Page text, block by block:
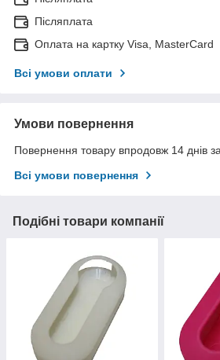
Післяплата
Оплата на картку Visa, MasterCard
Всі умови оплати
Умови повернення
Повернення товару впродовж 14 днів
Всі умови повернення
Подібні товари компанії